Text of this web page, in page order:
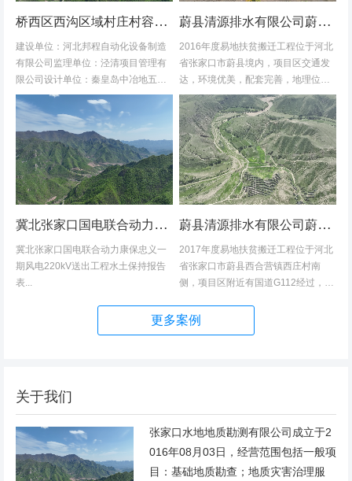
桥西区西沟区域村庄村容村貌改造提升及基础设施建设项目堆料场土地复垦验收资料
建设单位：河北邦程自动化设备制造
有限公司监理单位：泾清项目管理有
限公司设计单位：秦皇岛中冶地五一
五勘测有限公司施工单位：河北康安
劳务派遣有限公司桥西区西沟区域村
庄村容村貌改造提升及基础设施建设
项目堆料...
蔚县清源排水有限公司蔚县2016年度易地扶贫搬迁工程水土保持方案
2016年度易地扶贫搬迁工程位于河北
省张家口市蔚县境内，项目区交通发
达，环境优美，配套完善，地理位置
优越。项目地理位置图见附图1-1。项
目共建12个易地搬迁安置区，分别位
于白草村乡西户庄村、柏树乡柏树...
冀北张家口国电联合动力康保忠义一期风电220kV送出工程水土保持报告表
冀北张家口国电联合动力康保忠义一
期风电220kV送出工程水土保持报告
表...
蔚县清源排水有限公司蔚县2017年度易地扶贫搬迁工程（一期）水土保持方案
2017年度易地扶贫搬迁工程位于河北
省张家口市蔚县西合营镇西庄村南
侧，项目区附近有国道G112经过，交
位置优越。项目地理位置图见附图1。
项目总占地面积14.82hm2,...
更多案例
关于我们
张家口水地地质勘测有限公司成立于2
016年08月03日，经营范围包括一般项
目：基础地质勘查；地质灾害治理服